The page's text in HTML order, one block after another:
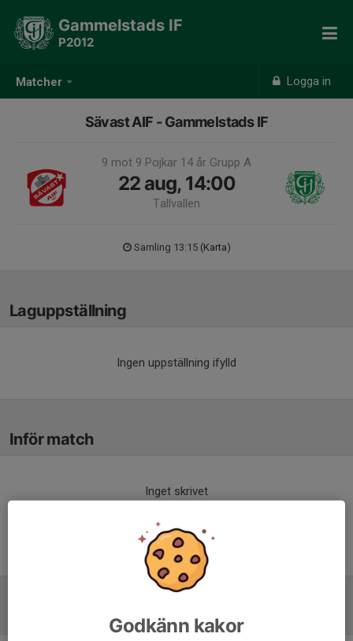
Matcher Logga in
Gammelstads IF
P2012
Sävast AIF - Gammelstads IF
9 mot 9 Pojkar 14 år Grupp A
22 aug, 14:00
Tallvallen
Samling 13:15 (Karta)
Laguppställning
Ingen uppställning ifylld
Inför match
Inget skrivet
Godkänn kakor